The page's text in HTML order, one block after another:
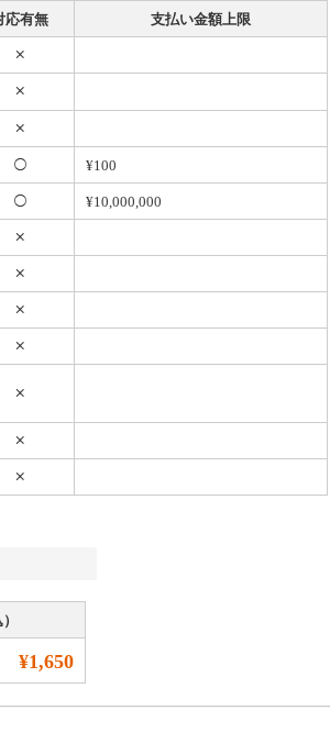
応有無 支払い金額上限
¥100
¥10,000,000
¥1,650